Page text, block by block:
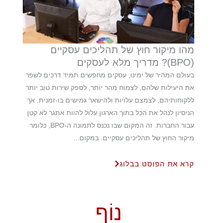
מהו מיקור חוץ של תהליכים עסקיים
(BPO)? מדריך מלא לעסקים
בעולם המהיר של ימינו, עסקים מחפשים תמיד דרכים לשפר
את היעילות שלהם, לצמוח מהר יותר, לספק שירות טוב יותר
ללקוחותיהם, לצמצם עלויות ולהישאר גמישים בו-זמנית. אך
הניסיון לנהל את הכל בתוך הארגון עלול להוות אתגר לא קטן
עבור החברות. זה המקום שבו נכנס לתמונה ה-BPO, כלומר
מיקור החוץ של תהליכים עסקיים. במקום...
קרא את הפוסט בבלוג
נוֹף